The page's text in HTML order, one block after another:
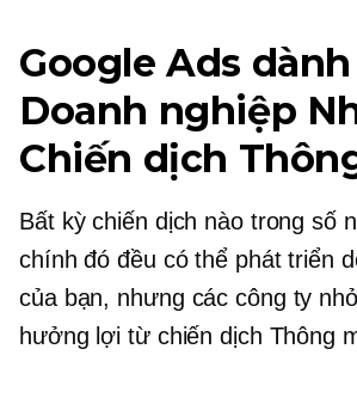
Google Ads
Doanh nghiệp
Chiến dịch
Bất kỳ chiến dịch nào trong số
chính đó đều có thể phát triển
của bạn, nhưng các công ty
hưởng lợi từ chiến dịch Thông